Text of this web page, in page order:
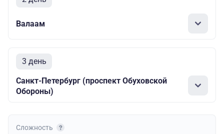
Валаам
3 день
Санкт-Петербург (проспект Обуховской
Обороны)
Сложность